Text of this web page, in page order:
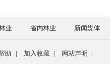
业 省内林业 新闻媒体
助 | 加入收藏 | 网站声明 |